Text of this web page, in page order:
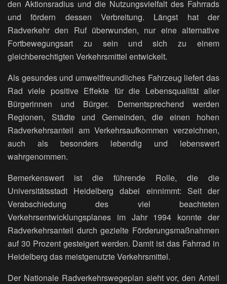
den Aktionsradius und die Nutzungsvielfalt des Fahrrads
und fördern dessen Verbreitung. Längst hat der
Radverkehr den Ruf überwunden, nur eine alternative
Fortbewegungsart zu sein und sich zu einem
gleichberechtigten Verkehrsmittel entwickelt.
Als gesundes und umweltfreundliches Fahrzeug liefert das
Rad viele positive Effekte für die Lebensqualität aller
Bürgerinnen und Bürger. Dementsprechend werden
Regionen, Städte und Gemeinden, die einen hohen
Radverkehrsanteil am Verkehrsaufkommen verzeichnen,
auch als besonders lebendig und lebenswert
wahrgenommen.
Bemerkenswert ist die führende Rolle, die die
Universitätsstadt Heidelberg dabei einnimmt: Seit der
Verabschiedung des viel beachteten
Verkehrsentwicklungsplanes im Jahr 1994 konnte der
Radverkehrsanteil durch gezielte Förderungsmaßnahmen
auf 30 Prozent gesteigert werden. Damit ist das Fahrrad in
Heidelberg das meistgenutzte Verkehrsmittel.
Der Nationale Radverkehrswegeplan sieht vor, den Anteil